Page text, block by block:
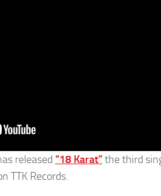
released “18 Karat”the third
TTK Records.